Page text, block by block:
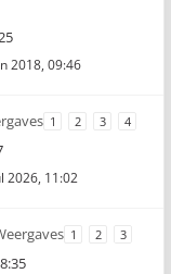
2018, 09:46
1 2 3 4
2026, 11:02
1 2 3